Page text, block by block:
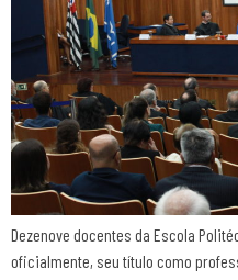
Dezenove docentes da Escola
oficialmente, seu título como